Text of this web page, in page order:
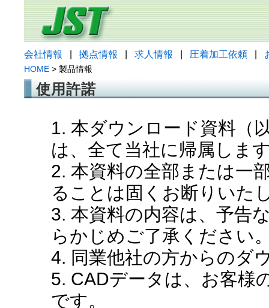
会社情報 拠点情報 求人情報 圧着加工依頼
HOME > 製品情報
使用許諾
1. 本ダウンロード資料（
は、全て当社に帰属しま
2. 本資料の全部または一
ることは固くお断りいた
3. 本資料の内容は、予告
らかじめご了承ください
4. 同業他社の方からのダ
5. CADデータは、お客様
です。